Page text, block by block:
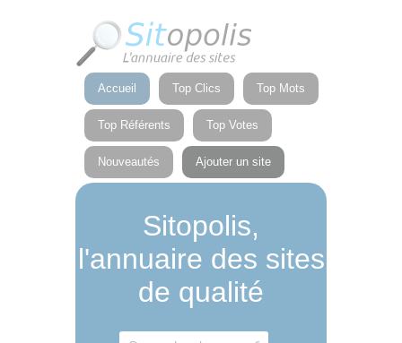
Accueil Top Clics Top Mots
Top Référents Top Votes
Nouveautés Ajouter un site
Sitopolis,
l'annuaire des sites
de qualité